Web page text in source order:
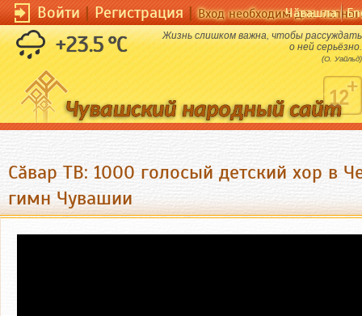
Войти|Регистрация|Вход необходим для
Чӑвашла
+23.5 °C
Жизнь слишком важна, чтобы рассуждать
о ней серьёзно.
(О. Уайльд)
Сӑвар ТВ: 1000 голосый детский хор в
гимн Чувашии